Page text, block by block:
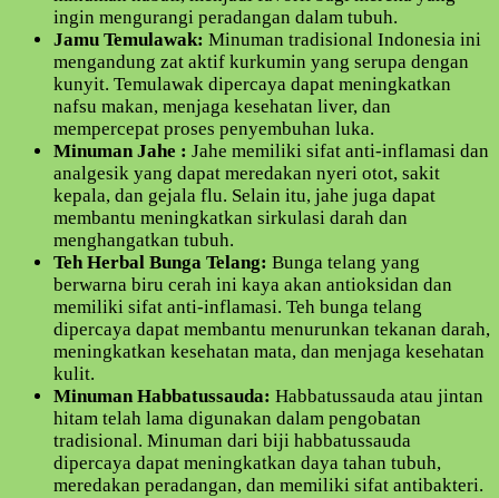
ingin mengurangi peradangan dalam tubuh.
Jamu Temulawak: Minuman tradisional Indonesia ini
mengandung zat aktif kurkumin yang serupa dengan
kunyit. Temulawak dipercaya dapat meningkatkan
nafsu makan, menjaga kesehatan liver, dan
mempercepat proses penyembuhan luka.
Minuman Jahe : Jahe memiliki sifat anti-inflamasi dan
analgesik yang dapat meredakan nyeri otot, sakit
kepala, dan gejala flu. Selain itu, jahe juga dapat
membantu meningkatkan sirkulasi darah dan
menghangatkan tubuh.
Teh Herbal Bunga Telang: Bunga telang yang
berwarna biru cerah ini kaya akan antioksidan dan
memiliki sifat anti-inflamasi. Teh bunga telang
dipercaya dapat membantu menurunkan tekanan darah,
meningkatkan kesehatan mata, dan menjaga kesehatan
kulit.
Minuman Habbatussauda: Habbatussauda atau jintan
hitam telah lama digunakan dalam pengobatan
tradisional. Minuman dari biji habbatussauda
dipercaya dapat meningkatkan daya tahan tubuh,
meredakan peradangan, dan memiliki sifat antibakteri.